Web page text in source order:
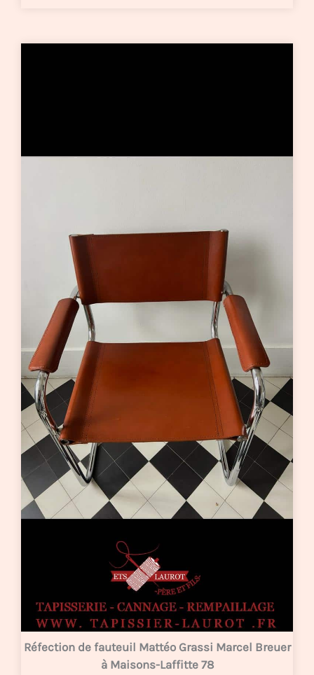
Réfection de fauteuil Mattéo Grassi Marcel Breuer
à Maisons-Laffitte 78